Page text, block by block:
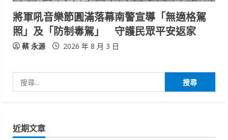
將軍吼音樂節圓滿落幕南警宣導「無適格駕
照」及「防制毒駕」 守護民眾平安返家
蔡 永源 2026 年 8 月 3 日
尋
字:
近期文章